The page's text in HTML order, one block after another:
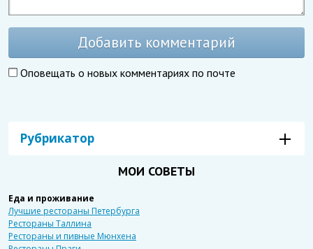
Добавить комментарий
Оповещать о новых комментариях по почте
Рубрикатор
МОИ СОВЕТЫ
Еда и проживание
Лучшие рестораны Петербурга
Рестораны Таллина
Рестораны и пивные Мюнхена